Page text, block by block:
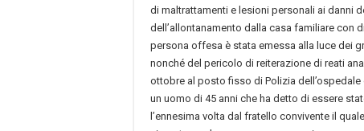
di maltrattamenti e lesioni personali ai danni
dell’allontanamento dalla casa familiare con
persona offesa è stata emessa alla luce dei
nonché del pericolo di reiterazione di reati
ottobre al posto fisso di Polizia dell’ospedale
un uomo di 45 anni che ha detto di essere
l’ennesima volta dal fratello convivente il